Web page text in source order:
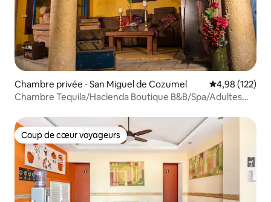
Chambre privée ⋅ San Miguel de Cozumel Évaluation
4,98 (122)
Chambre Tequila/Hacienda Boutique B&B/Spa/Adultes
Coup de cœur voyageurs
Coup de cœur voyageurs